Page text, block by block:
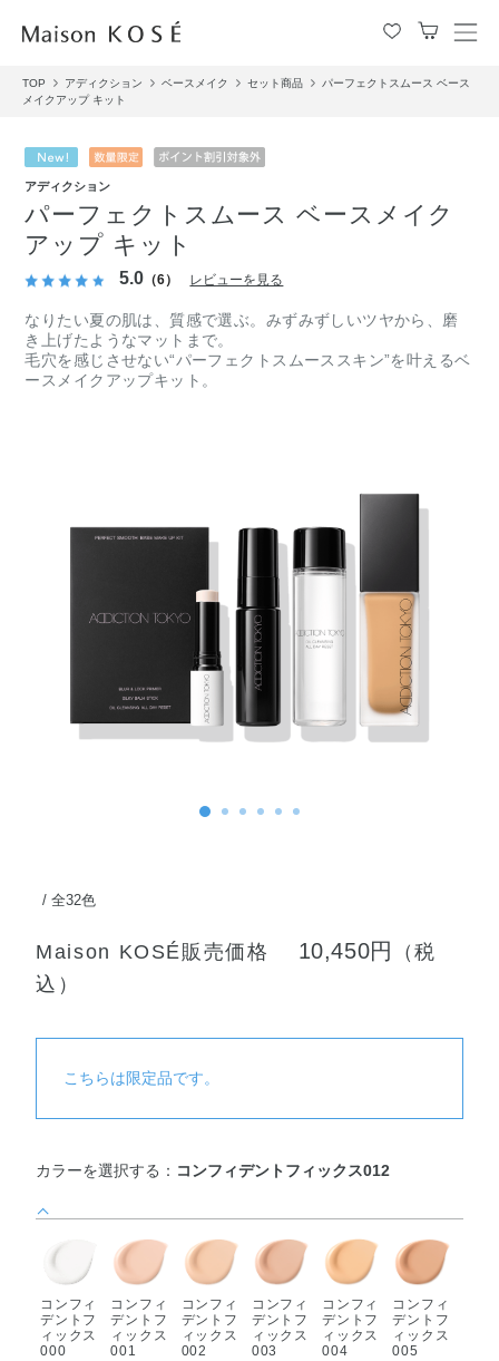
メ
ュ
TOP アディクション ベースメイク セット商品
パーフェクトスムース ベース
メイクアップ キット
アディクション
パーフェクトスムース ベースメイク
アップ キット
5.0 （6） レビューを見る
なりたい夏の肌は、質感で選ぶ。みずみずしいツヤから、磨
き上げたようなマットまで。
毛穴を感じさせない“パーフェクトスムーススキン”を叶えるベ
ースメイクアップキット。
全32色
Maison KOSÉ販売価格 10,450円
（税
込）
こちらは限定品です。
カラーを選択する： コンフィデントフィックス012
コンフィ
デントフ
ィックス
000
コンフィ
デントフ
ィックス
001
コンフィ
デントフ
ィックス
002
コンフィ
デントフ
ィックス
003
コンフィ
デントフ
ィックス
004
コンフィ
デントフ
ィックス
005